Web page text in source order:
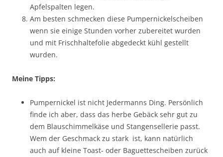
Apfelspalten legen.
Am besten schmecken diese Pumpernickelscheiben
wenn sie einige Stunden vorher zubereitet wurden
und mit Frischhaltefolie abgedeckt kühl gestellt
wurden.
Meine Tipps:
Pumpernickel ist nicht Jedermanns Ding. Persönlich
finde ich aber, dass das herbe Gebäck sehr gut zu
dem Blauschimmelkäse und Stangensellerie passt.
Wem der Geschmack zu stark ist, kann natürlich
auch auf kleine Toast- oder Baguettescheiben zurück